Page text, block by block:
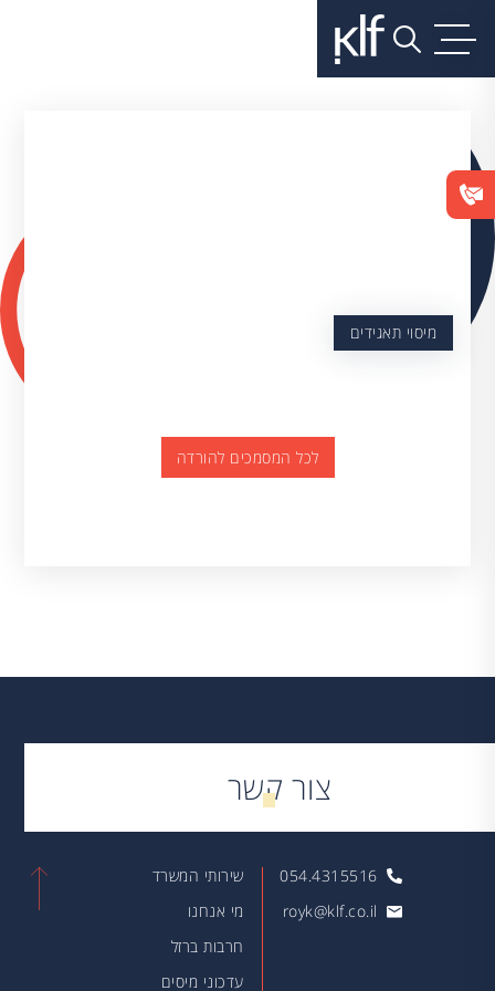
מיסוי תאגידים
לכל המסמכים להורדה
צור קשר
054.4315516
royk@klf.co.il
שירותי המשרד
מי אנחנו
חרבות ברזל
עדכוני מיסים